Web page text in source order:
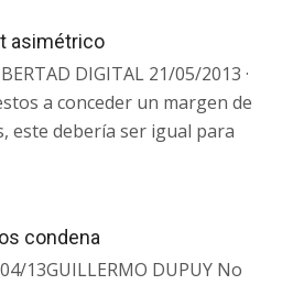
asimétrico
DIGITAL 21/05/2013 ·
a conceder un margen de
este debería ser igual para
condena
13GUILLERMO DUPUY No